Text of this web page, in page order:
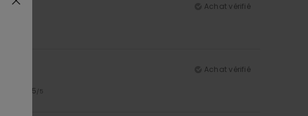
Achat vérifié
Achat vérifié
: 5/5